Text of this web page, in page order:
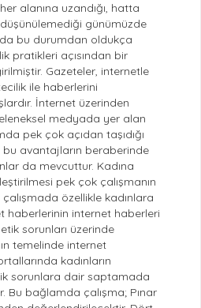
alanına uzandığı, hatta
günümüzde
bu durumdan oldukça
pratikleri açısından bir
Gazeteler, internetle
ile haberlerini
İnternet üzerinden
medyada yer alan
pek çok açıdan taşıdığı
avantajların beraberinde
da mevcuttur. Kadına
pek çok çalışmanın
özellikle kadınlara
haberlerinin internet haberleri
sorunları üzerinde
temelinde internet
kadınların
sorunlara dair saptamada
Bu bağlamda çalışma; Pınar